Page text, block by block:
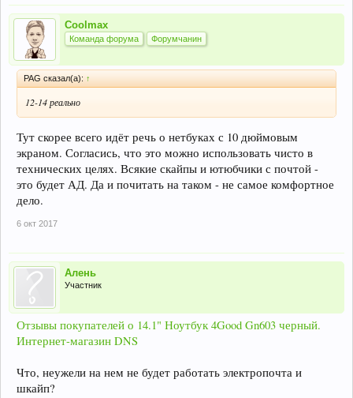
Coolmax
Команда форума Форумчанин
PAG сказал(а): ↑
12-14 реально
Тут скорее всего идёт речь о нетбуках с 10 дюймовым
экраном. Согласись, что это можно использовать чисто в
технических целях. Всякие скайпы и ютюбчики с почтой -
это будет АД. Да и почитать на таком - не самое комфортное
дело.
6 окт 2017
Алень
Участник
Отзывы покупателей о 14.1" Ноутбук 4Good Gn603 черный.
Интернет-магазин DNS
Что, неужели на нем не будет работать электропочта и
шкайп?